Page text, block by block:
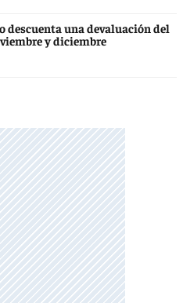
descuenta una devaluación del
y diciembre